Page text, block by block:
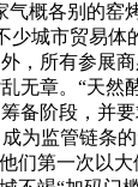
概各别的
城市贸易
，所有参展
章。“天
备阶段，并
为监管链
们第一次以